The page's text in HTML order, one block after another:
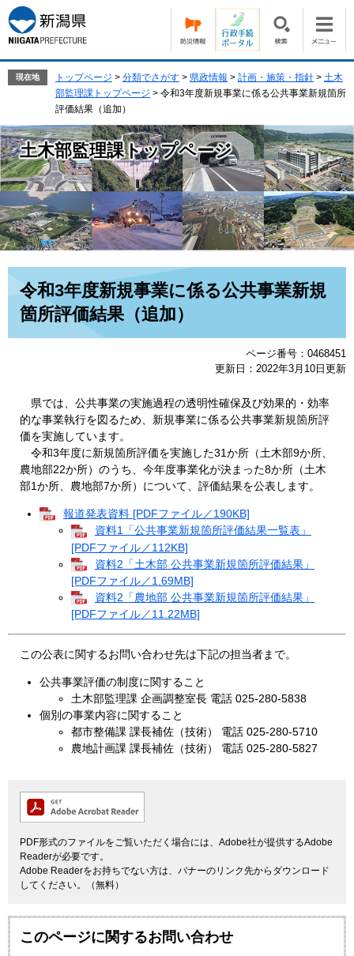
ー
ジ
の
す。
ニ
ュ
ー
し
て
本
文
へ
現在地 トップページ > 分類でさがす > 県政情報 > 計画・施策・指針 > 土木
部監理課トップページ > 令和3年度新規事業に係る公共事業新規箇所
評価結果（追加）
土木部監理課トップページ
令和3年度新規事業に係る公共事業新規
箇所評価結果（追加）
ページ番号：0468451
更新日：2022年3月10日更新
県では、公共事業の実施過程の透明性確保及び効果的・効率
的な事業執行を図るため、新規事業に係る公共事業新規箇所評
価を実施しています。
令和3年度に新規箇所評価を実施した31か所（土木部9か所、
農地部22か所）のうち、今年度事業化が決まった8か所（土木
部1か所、農地部7か所）について、評価結果を公表します。
報道発表資料 [PDFファイル／190KB]
資料1「公共事業新規箇所評価結果一覧表」
[PDFファイル／112KB]
資料2「土木部 公共事業新規箇所評価結果」
[PDFファイル／1.69MB]
資料2「農地部 公共事業新規箇所評価結果」
[PDFファイル／11.22MB]
この公表に関するお問い合わせ先は下記の担当者まで。
公共事業評価の制度に関すること
土木部監理課 企画調整室長 電話 025-280-5838
個別の事業内容に関すること
都市整備課 課長補佐（技術） 電話 025-280-5710
農地計画課 課長補佐（技術） 電話 025-280-5827
PDF形式のファイルをご覧いただく場合には、Adobe社が提供するAdobe
Readerが必要です。
Adobe Readerをお持ちでない方は、バナーのリンク先からダウンロード
してください。（無料）
このページに関するお問い合わせ